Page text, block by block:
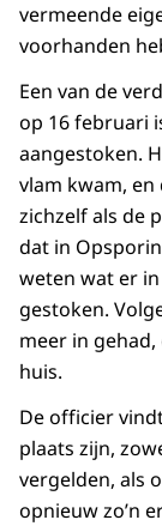
vermeende
voorhanden
Een van de
op 16 februari
aangestoken.
vlam kwam,
zichzelf als de
dat in
weten wat er
gestoken.
meer in
huis.
De officier
plaats zijn,
vergelden, als
opnieuw zo’n